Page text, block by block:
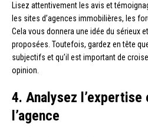
Lisez attentivement les avis et
les sites d’agences immobilières, les
Cela vous donnera une idée du sérieux
proposées. Toutefois, gardez en tête
subjectifs et qu’il est important de
opinion.
4. Analysez
l’agence